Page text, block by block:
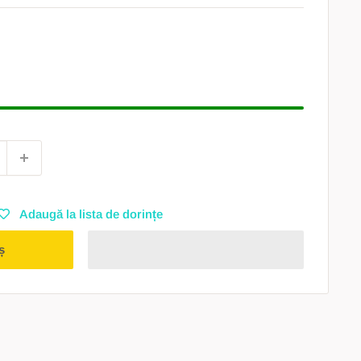
Adaugă la lista de dorințe